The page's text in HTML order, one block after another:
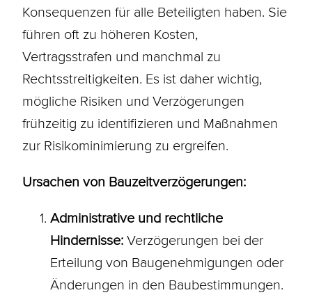
Konsequenzen für alle Beteiligten haben. Sie
führen oft zu höheren Kosten,
Vertragsstrafen und manchmal zu
Rechtsstreitigkeiten. Es ist daher wichtig,
mögliche Risiken und Verzögerungen
frühzeitig zu identifizieren und Maßnahmen
zur Risikominimierung zu ergreifen.
Ursachen von Bauzeitverzögerungen:
Administrative und rechtliche
Hindernisse:Verzögerungen bei der
Erteilung von Baugenehmigungen oder
Änderungen in den Baubestimmungen.